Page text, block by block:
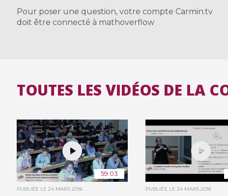
Pour poser une question, votre compte Carmin.tv
doit être connecté à mathoverflow
TOUTES LES VIDÉOS DE LA
59:03
PUBLIÉE LE 24 MARS 2016 PUBLIÉE LE24 MARS 2016